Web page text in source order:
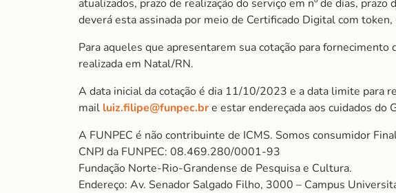
atualizados, prazo de realização do serviço em nº de dias,
deverá esta assinada por meio de Certificado Digital com
Para aqueles que apresentarem sua cotação para
realizada em Natal/RN.
A data inicial da cotação é dia 11/10/2023 e a data limite para
mail luiz.filipe@funpec.bre estar endereçada aos cuidados do
A FUNPEC é não contribuinte de ICMS. Somos consumidor
CNPJ da FUNPEC: 08.469.280/0001-93
Fundação Norte-Rio-Grandense de Pesquisa e Cultura.
Endereço: Av. Senador Salgado Filho, 3000 – Campus